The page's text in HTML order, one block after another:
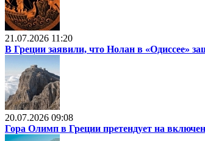
21.07.2026 11:20
В Греции заявили, что Нолан в «Одиссее»
20.07.2026 09:08
Гора Олимп в Греции претендует на